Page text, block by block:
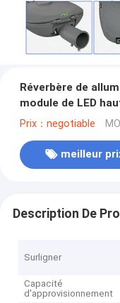
Réverbère de
module de LED
Prix：negotiable
meilleur
Description De
Surligner
Capacité
d'approvisionnement